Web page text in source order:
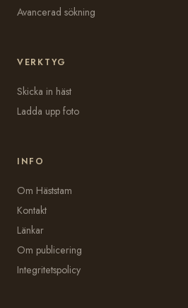
Avancerad sökning
VERKTYG
Skicka in häst
Ladda upp foto
INFO
Om Häststam
Kontakt
Länkar
Om publicering
Integritetspolicy